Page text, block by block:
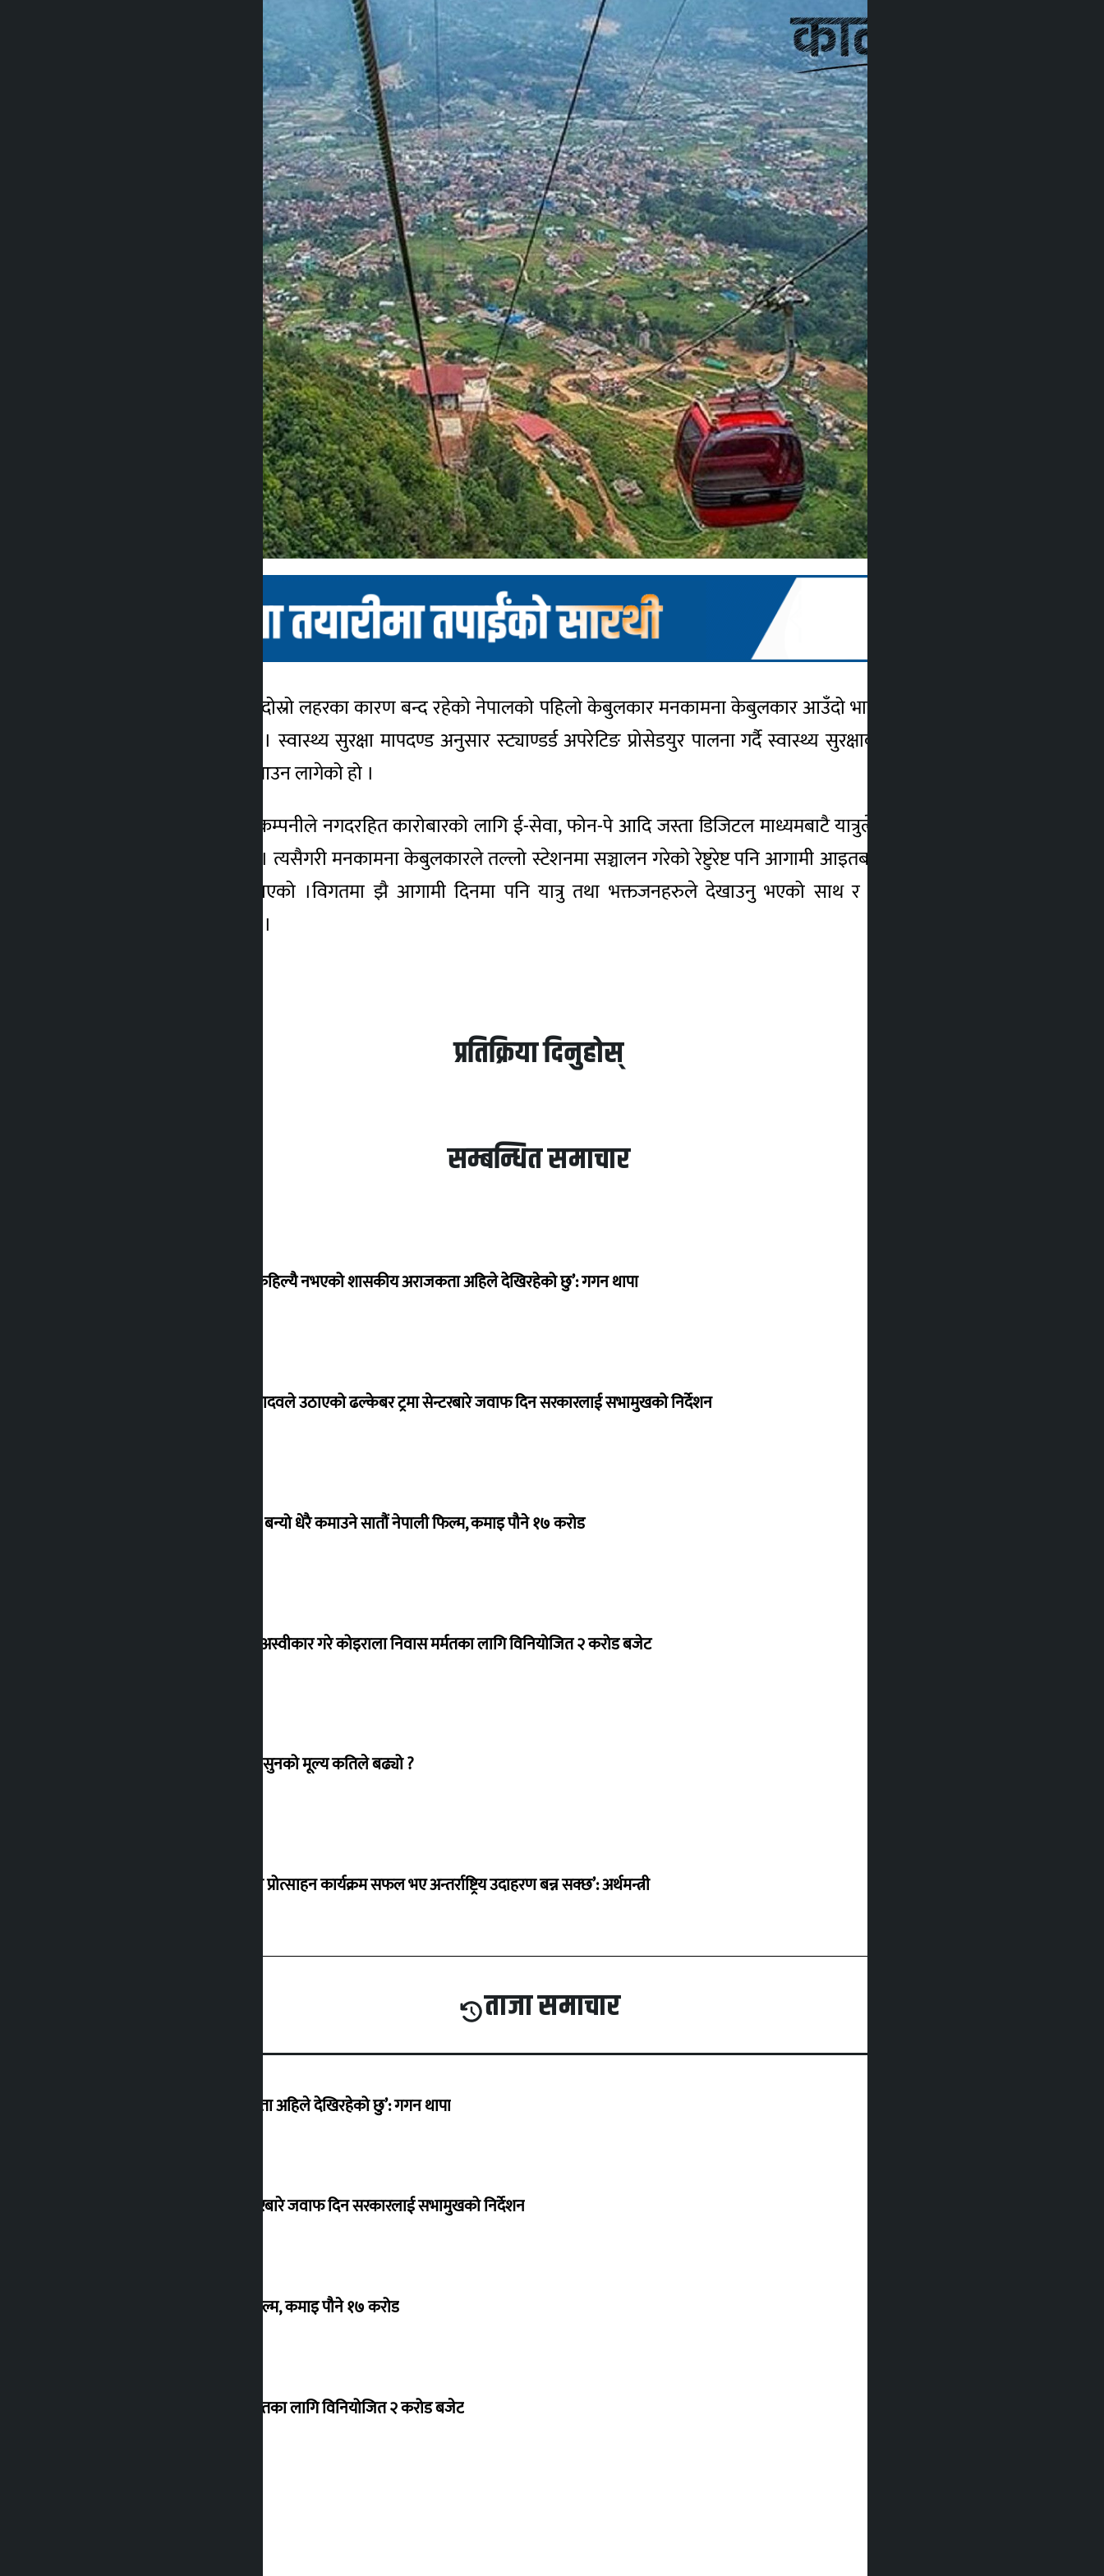
काठमाडौं । कोरोना भाइरस दोस्रो लहरका कारण बन्द रहेको नेपालको पहिलो केबुलकार मनकामना केबुलकार आउँदो भाद्र २० गते आइतबारदेखि पुनः
सञ्चालनमा आउने भएको छ । स्वास्थ्य सुरक्षा मापदण्ड अनुसार स्ट्याण्डर्ड अपरेटिङ प्रोसेडयुर पालना गर्दै स्वास्थ्य सुरक्षाको कडा नियमहरु अपनाइदैँ
केबुलकार सेवा सञ्चालनमा आउन लागेको हो ।
संक्रमणलाई ध्यानमा राख्दै कम्पनीले नगदरहित कारोबारको लागि ई-सेवा, फोन-पे आदि जस्ता डिजिटल माध्यमबाटै यात्रुले केबुलकारको टिकट खरिद
गर्न सक्ने व्यवस्था गरेको छ । त्यसैगरी मनकामना केबुलकारले तल्लो स्टेशनमा सञ्चालन गरेको रेष्टुरेष्ट पनि आगामी आइतबारदेखि नै सञ्चालनमा ल्याउने
व्यहोरा समेत जानकारी गराएको ।विगतमा झै आगामी दिनमा पनि यात्रु तथा भक्तजनहरुले देखाउनु भएको साथ र सद्भावको समेत मनकामना
केबुलकारले अपेक्षा गरेको छ ।
प्रतिक्रिया दिनुहोस्
सम्बन्धित समाचार
‘देशमा कहिल्यै नभएको शासकीय अराजकता अहिले देखिरहेको छु’: गगन थापा
सांसद यादवले उठाएको ढल्केबर ट्रमा सेन्टरबारे जवाफ दिन सरकारलाई सभामुखको निर्देशन
‘गौंथली’ बन्यो धेरै कमाउने सातौं नेपाली फिल्म, कमाइ पौने १७ करोड
शेखरले अस्वीकार गरे कोइराला निवास मर्मतका लागि विनियोजित २ करोड बजेट
शुक्रबार सुनको मूल्य कतिले बढ्यो ?
‘करदाता प्रोत्साहन कार्यक्रम सफल भए अन्तर्राष्ट्रिय उदाहरण बन्न सक्छ’: अर्थमन्त्री
ताजा समाचार
‘देशमा कहिल्यै नभएको शासकीय अराजकता अहिले देखिरहेको छु’: गगन थापा
सांसद यादवले उठाएको ढल्केबर ट्रमा सेन्टरबारे जवाफ दिन सरकारलाई सभामुखको निर्देशन
‘गौंथली’ बन्यो धेरै कमाउने सातौं नेपाली फिल्म, कमाइ पौने १७ करोड
शेखरले अस्वीकार गरे कोइराला निवास मर्मतका लागि विनियोजित २ करोड बजेट